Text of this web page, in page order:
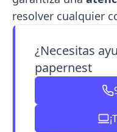
resolver cualquier
¿Necesitas
papernest